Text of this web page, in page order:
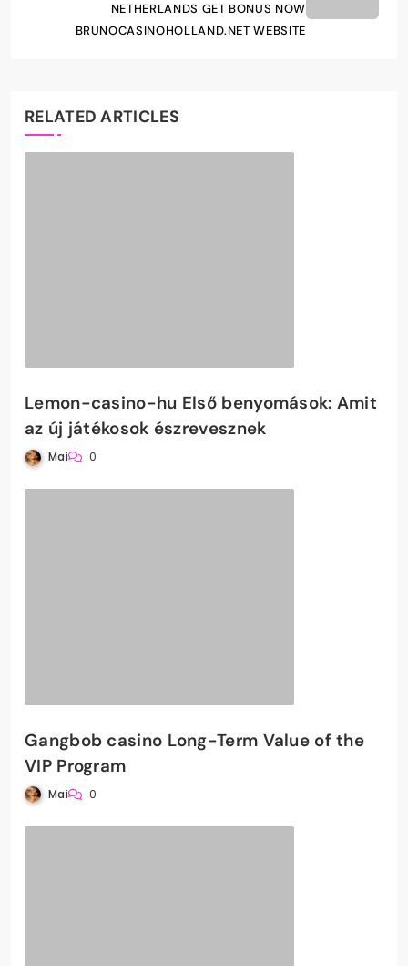
NETHERLANDS GET BONUS NOW
BRUNOCASINOHOLLAND.NET WEBSITE
RELATED ARTICLES
Lemon-casino-hu Első benyomások: Amit
az új játékosok észrevesznek
Mai 0
Gangbob casino Long-Term Value of the
VIP Program
Mai 0